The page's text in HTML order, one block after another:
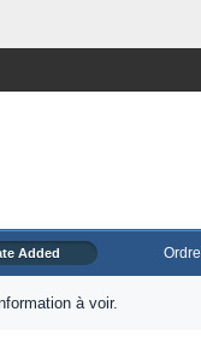
Added Ordre
à voir.